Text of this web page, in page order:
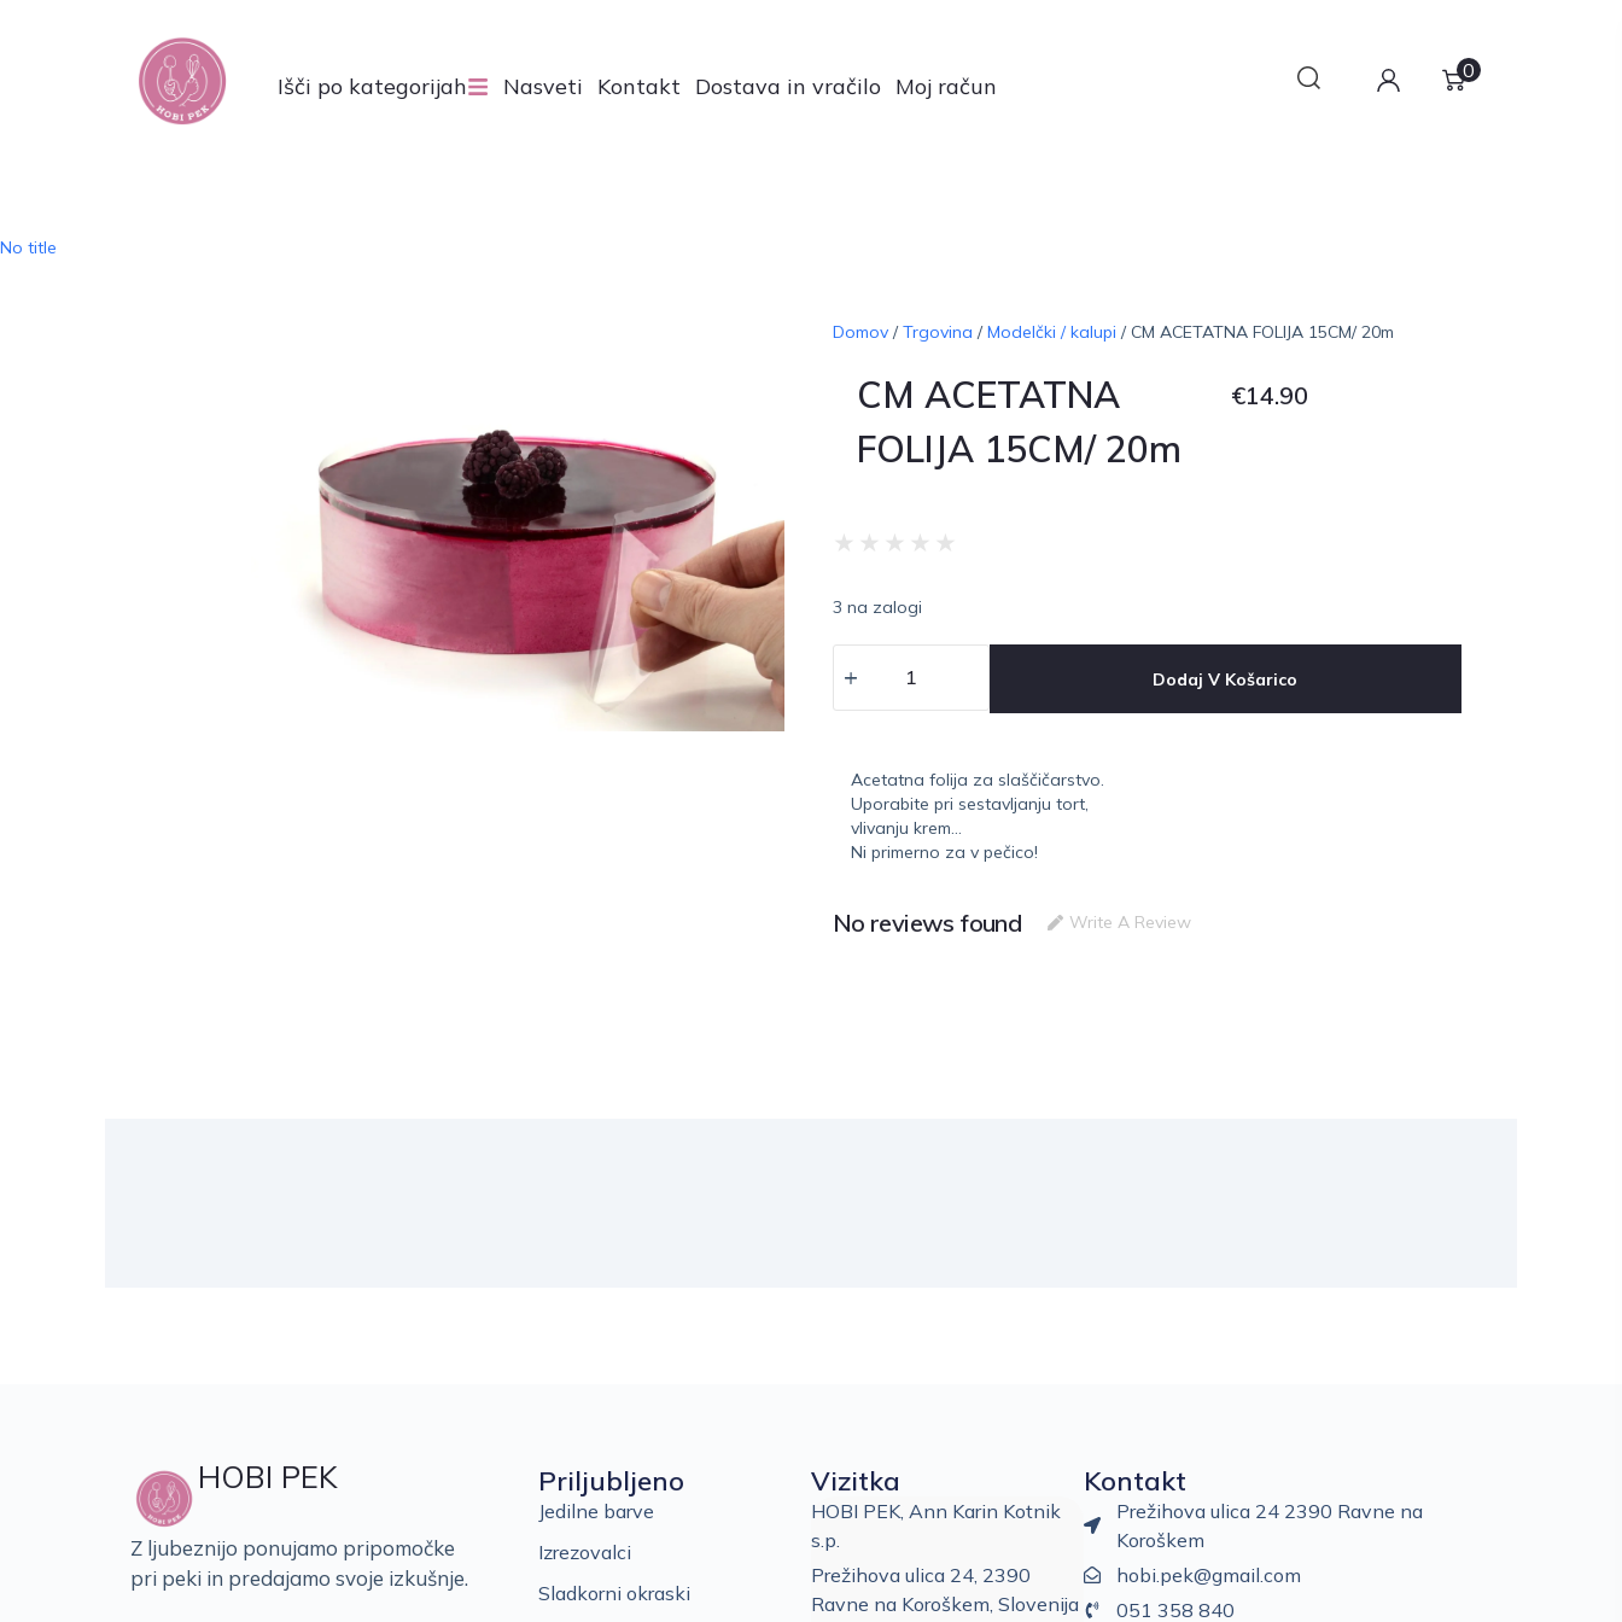
Išči po kategorijah Nasveti Kontakt Dostava in vračilo Moj račun
0
No title
Domov/Trgovina /Modelčki / kalupi / CM ACETATNA FOLIJA 15CM/ 20m
CM ACETATNA
FOLIJA 15CM/ 20m
€14.90
★ ★ ★ ★ ★
3 na zalogi
Dodaj V Košarico
Acetatna folija za slaščičarstvo.
Uporabite pri sestavljanju tort,
vlivanju krem…
Ni primerno za v pečico!
No reviews found Write A Review
HOBI PEK
Z ljubeznijo ponujamo pripomočke
pri peki in predajamo svoje izkušnje.
Priljubljeno
Jedilne barve
Izrezovalci
Sladkorni okraski
Vizitka
HOBI PEK, Ann Karin Kotnik
s.p.
Prežihova ulica 24, 2390
Ravne na Koroškem, Slovenija
Kontakt
Prežihova ulica 24 2390 Ravne na
Koroškem
hobi.pek@gmail.com
051 358 840